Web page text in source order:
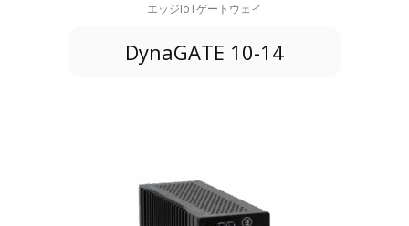
エッジIoTゲートウェイ
DynaGATE 10-14